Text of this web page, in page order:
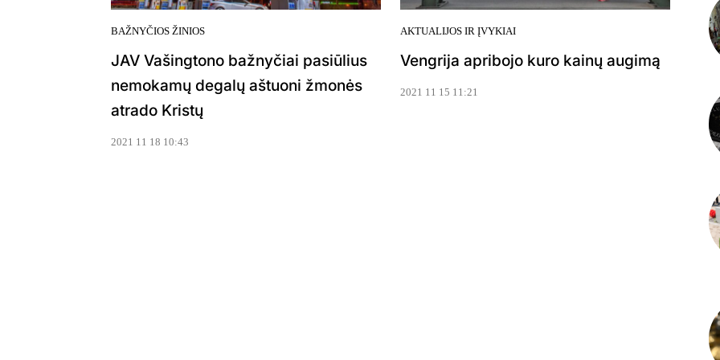
BAŽNYČIOS ŽINIOS
JAV Vašingtono bažnyčiai pasiūlius
nemokamų degalų aštuoni žmonės
atrado Kristų
2021 11 18 10:43
AKTUALIJOS IR ĮVYKIAI
Vengrija apribojo kuro kainų augimą
2021 11 15 11:21